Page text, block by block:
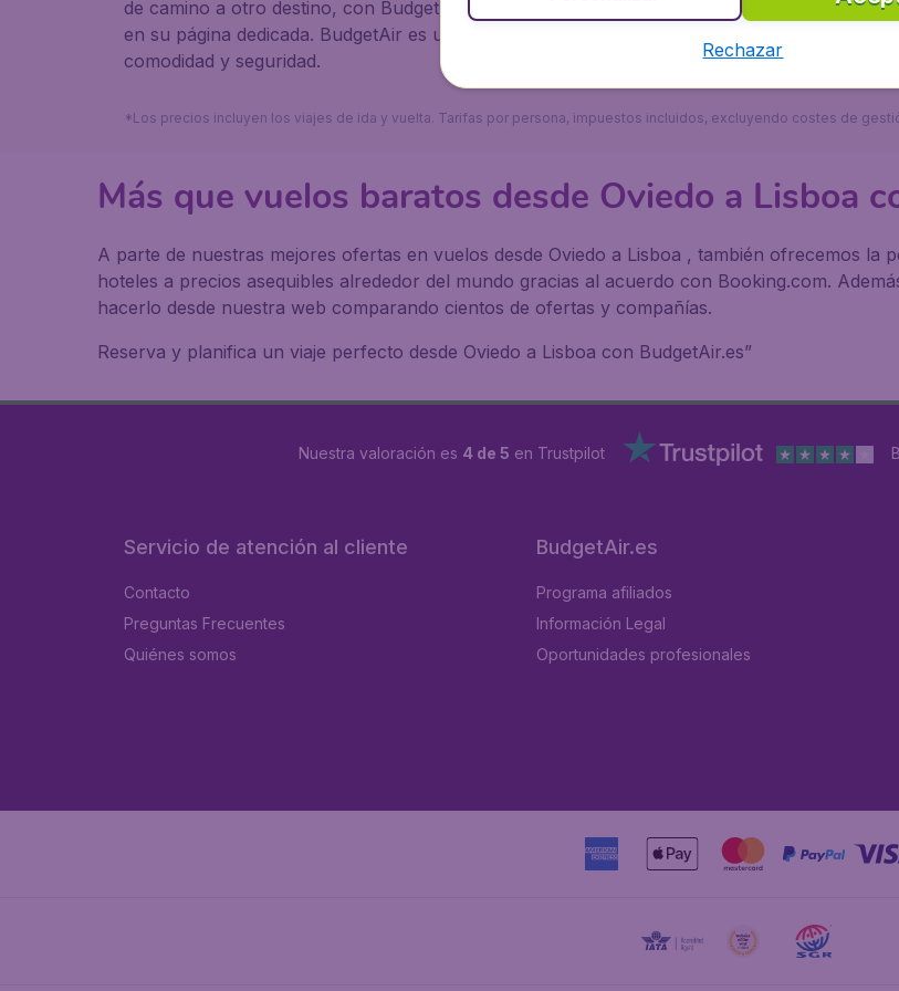
de camino a otro destino, con BudgetAir tendrás un viaje agradable garantizado. En
en su página dedicada. BudgetAir es una empresa europea líder en el sector turístico y te
comodidad y seguridad.
*Los precios incluyen los viajes de ida y vuelta. Tarifas por persona, impuestos incluidos, excluyendo costes de
Más que vuelos baratos desde Oviedo a Lisboa
A parte de nuestras mejores ofertas en vuelos desde Oviedo a Lisboa , también ofrecemos la
hoteles a precios asequibles alrededor del mundo gracias al acuerdo con Booking.com.
hacerlo desde nuestra web comparando cientos de ofertas y compañías.
Reserva y planifica un viaje perfecto desde Oviedo a Lisboa con BudgetAir.es”
Nuestra valoración es 4 de 5 en Trustpilot
Servicio de atención al cliente
Contacto
Preguntas Frecuentes
Quiénes somos
BudgetAir.es
Programa afiliados
Información Legal
Oportunidades profesionales
Rechazar